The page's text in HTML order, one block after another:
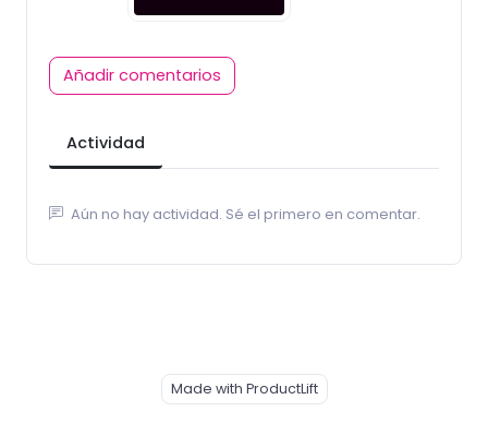
Añadir comentarios
Actividad
Aún no hay actividad. Sé el primero en comentar.
Made with ProductLift